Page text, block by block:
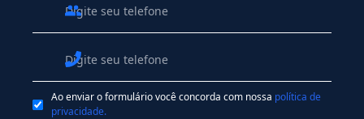
Nome
Whatsapp
Ao enviar o formulário você concorda com nossa política de
privacidade.